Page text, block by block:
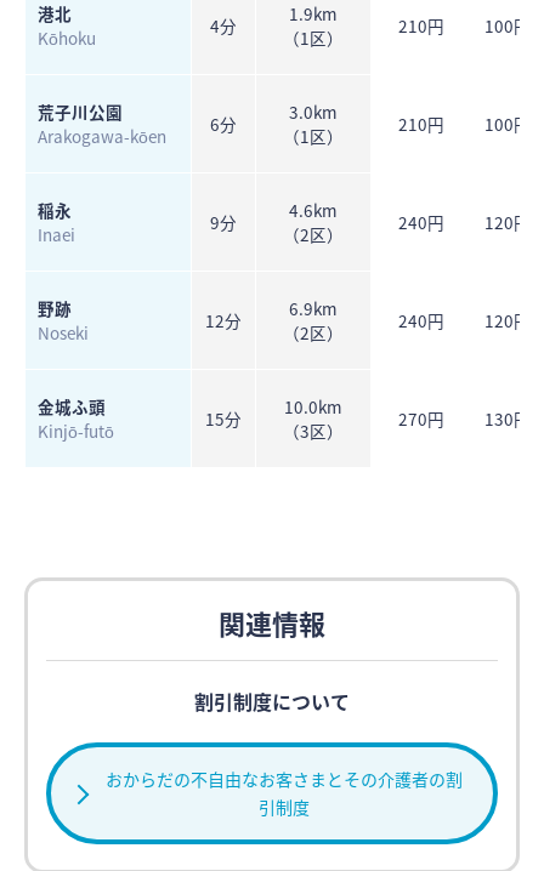
港北
Kōhoku
4分
1.9km
（1区）
210円 100円
荒子川公園
Arakogawa-kōen
6分
3.0km
（1区）
210円 100円
稲永
Inaei
9分
4.6km
（2区）
240円 120円
野跡
Noseki
12分
6.9km
（2区）
240円 120円
金城ふ頭
Kinjō-futō
15分
10.0km
（3区）
270円 130円
関連情報
割引制度について
おからだの不自由なお客さまとその介護者の割
引制度